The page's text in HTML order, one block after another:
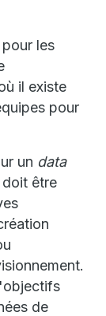
les
il existe
pour
un data
être
de